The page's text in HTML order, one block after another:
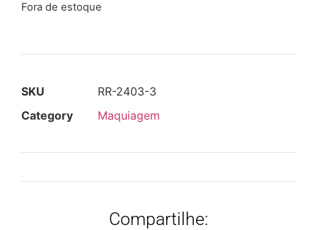
Fora de estoque
SKU
RR-2403-3
Category
Maquiagem
Compartilhe: